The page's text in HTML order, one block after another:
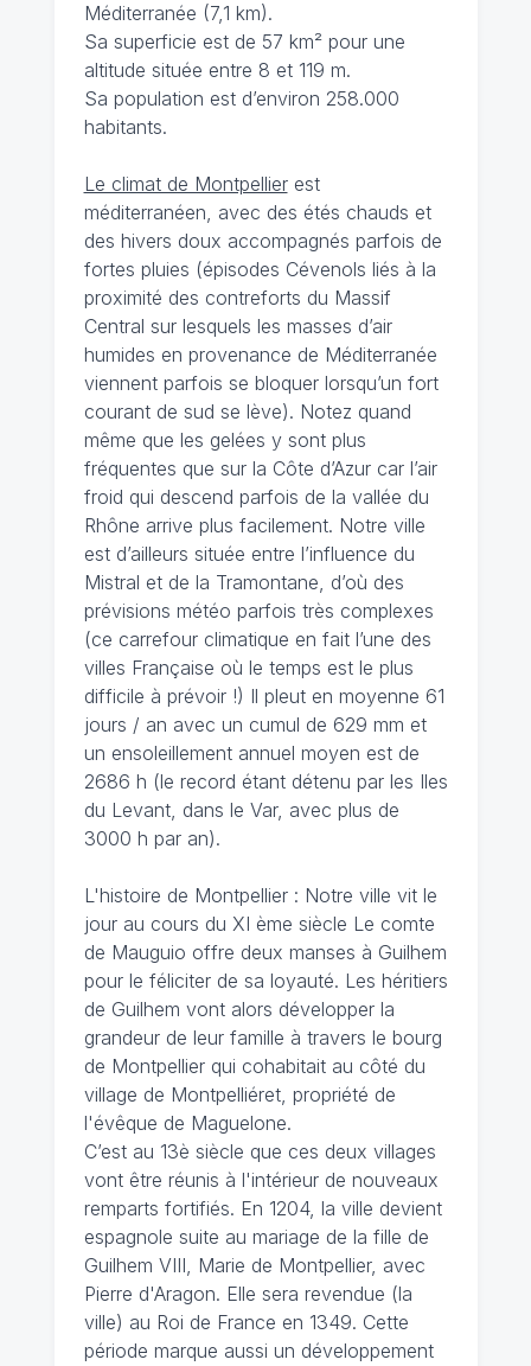
Méditerranée (7,1 km).
Sa superficie est de 57 km² pour une
altitude située entre 8 et 119 m.
Sa population est d’environ 258.000
habitants.
Le climat de Montpellierest
méditerranéen, avec des étés chauds et
des hivers doux accompagnés parfois de
fortes pluies (épisodes Cévenols liés à la
proximité des contreforts du Massif
Central sur lesquels les masses d’air
humides en provenance de Méditerranée
viennent parfois se bloquer lorsqu’un fort
courant de sud se lève). Notez quand
même que les gelées y sont plus
fréquentes que sur la Côte d’Azur car l’air
froid qui descend parfois de la vallée du
Rhône arrive plus facilement. Notre ville
est d’ailleurs située entre l’influence du
Mistral et de la Tramontane, d’où des
prévisions météo parfois très complexes
(ce carrefour climatique en fait l’une des
villes Française où le temps est le plus
difficile à prévoir !) Il pleut en moyenne 61
jours / an avec un cumul de 629 mm et
un ensoleillement annuel moyen est de
2686 h (le record étant détenu par les Iles
du Levant, dans le Var, avec plus de
3000 h par an).
L'histoire de Montpellier : Notre ville vit le
jour au cours du XI ème siècle Le comte
de Mauguio offre deux manses à Guilhem
pour le féliciter de sa loyauté. Les héritiers
de Guilhem vont alors développer la
grandeur de leur famille à travers le bourg
de Montpellier qui cohabitait au côté du
village de Montpelliéret, propriété de
l'évêque de Maguelone.
C’est au 13è siècle que ces deux villages
vont être réunis à l'intérieur de nouveaux
remparts fortifiés. En 1204, la ville devient
espagnole suite au mariage de la fille de
Guilhem VIII, Marie de Montpellier, avec
Pierre d'Aragon. Elle sera revendue (la
ville) au Roi de France en 1349. Cette
période marque aussi un développement